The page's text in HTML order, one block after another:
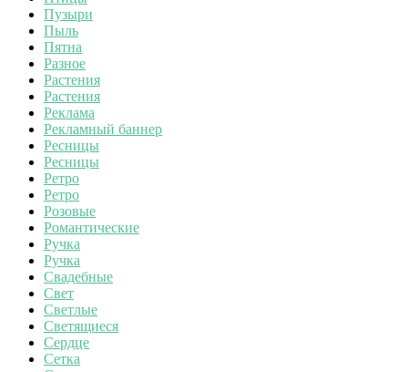
Пузыри
Пыль
Пятна
Разное
Растения
Растения
Реклама
Рекламный баннер
Ресницы
Ресницы
Ретро
Ретро
Розовые
Романтические
Ручка
Ручка
Свадебные
Свет
Светлые
Светящиеся
Сердце
Сетка